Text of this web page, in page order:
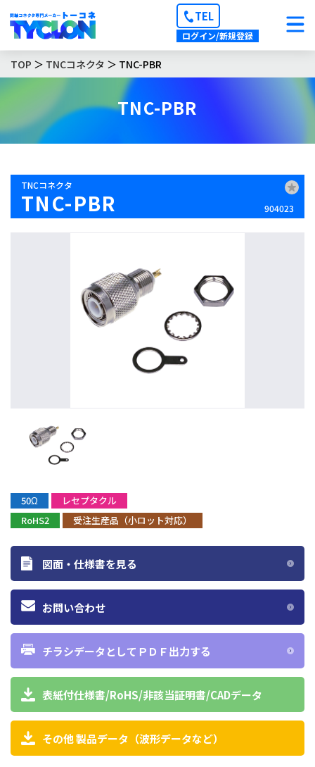
TEL
ログイン/新規登録
TOP ＞ TNCコネクタ ＞ TNC-PBR
TNC-PBR
TNCコネクタ
TNC-PBR 904023
50Ω
レセプタクル
RoHS2
受注生産品（小ロット対応）
図面・仕様書を見る
お問い合わせ
チラシデータとしてＰＤＦ出力する
表紙付仕様書/RoHS/非該当証明書/CADデータ
その他 製品データ（波形データなど）